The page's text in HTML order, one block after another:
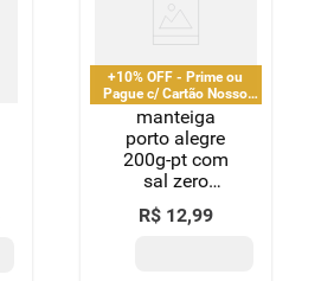
+10% OFF - Prime ou
Pague c/ Cartão Nosso
Pay
manteiga
porto alegre
200g-pt com
sal zero
lactose
R$ 12,99